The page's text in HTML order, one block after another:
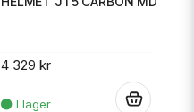
4 329 kr